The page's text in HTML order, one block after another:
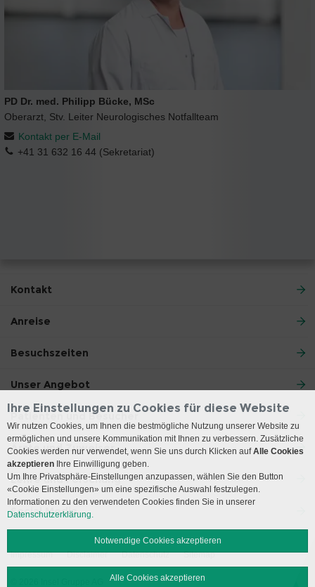
PD Dr. med. Philipp Bücke, MSc
Oberarzt, Stv. Leiter Neurologisches Notfallteam
Kontakt per E-Mail
+41 31 632 16 44 (Sekretariat)
Kontakt
Anreise
Besuchszeiten
Unser Angebot
Patienten und Besucher
Ärzte und Zuweiser
Lehre und Forschung
Social Media
Impressum Disclaimer Datenschutz Sitemap
Ihre Einstellungen zu Cookies für diese Website
Wir nutzen Cookies, um Ihnen die bestmögliche Nutzung unserer Website zu
ermöglichen und unsere Kommunikation mit Ihnen zu verbessern. Zusätzliche
Cookies werden nur verwendet, wenn Sie uns durch Klicken aufAlle Cookies
akzeptieren Ihre Einwilligung geben.
Um Ihre Privatsphäre-Einstellungen anzupassen, wählen Sie den Button
«Cookie Einstellungen» um eine spezifische Auswahl festzulegen.
Informationen zu den verwendeten Cookies finden Sie in unserer
Datenschutzerklärung.
Notwendige Cookies akzeptieren
Alle Cookies akzeptieren